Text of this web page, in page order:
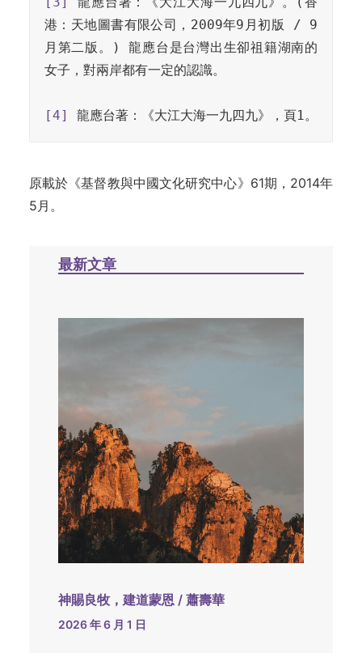
港：天地圖書有限公司，2009年9月初版 / 9
月第二版。) 龍應台是台灣出生卻祖籍湖南的
女子，對兩岸都有一定的認識。
[4]
原載於《基督教與中國文化研究中心》61期，2014年
5月。
最新文章
神賜良牧，建道蒙恩 / 蕭壽華
2026 年 6 月 1 日